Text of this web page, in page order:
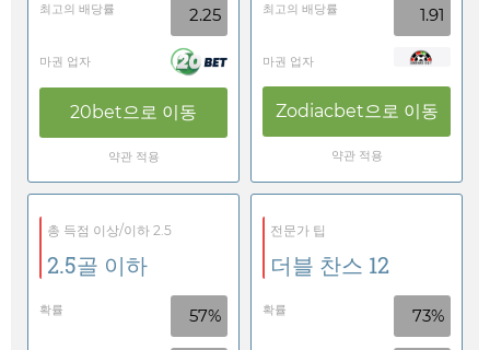
최고의 배당률 2.25
마권 업자
20bet으로 이동
약관 적용
최고의 배당률 1.91
마권 업자
Zodiacbet으로 이동
약관 적용
총 득점 이상/이하 2.5
2.5골 이하
확률 57%
전문가 팁
더블 찬스 12
확률 73%